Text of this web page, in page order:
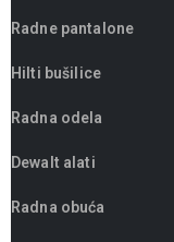
Radne pantalone
Hilti bušilice
Radna odela
Dewalt alati
Radna obuća